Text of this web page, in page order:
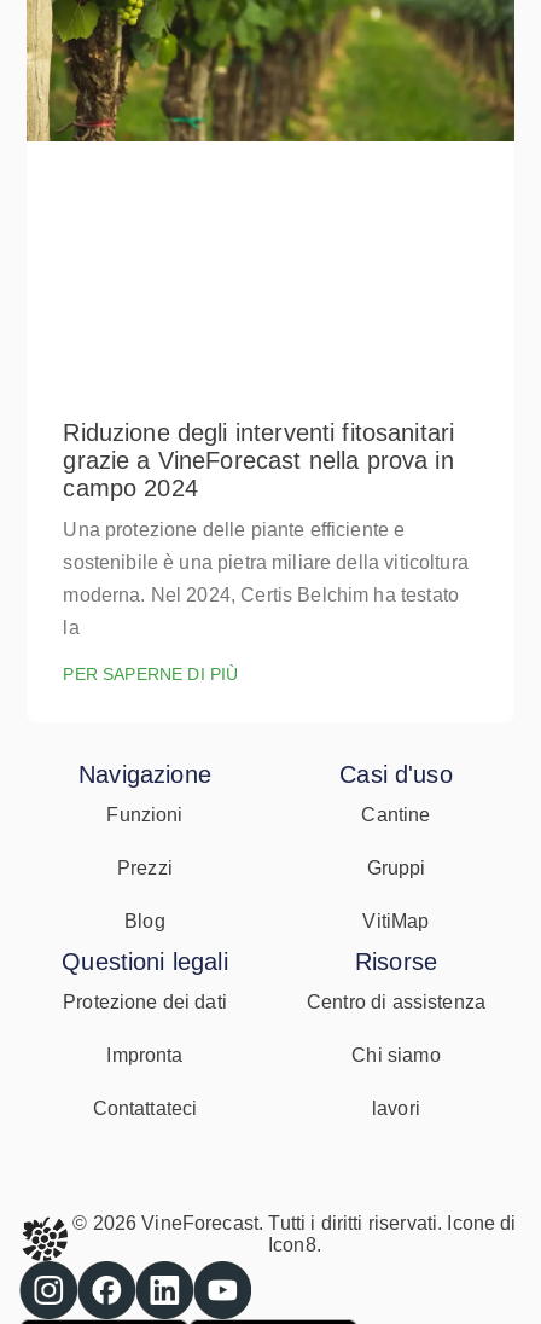
Riduzione degli interventi fitosanitari
grazie a VineForecast nella prova in
campo 2024
Una protezione delle piante efficiente e
sostenibile è una pietra miliare della viticoltura
moderna. Nel 2024, Certis Belchim ha testato
la
PER SAPERNE DI PIÙ
Navigazione
Funzioni
Prezzi
Blog
Casi d'uso
Cantine
Gruppi
VitiMap
Questioni legali
Protezione dei dati
Impronta
Contattateci
Risorse
Centro di assistenza
Chi siamo
lavori
© 2026 VineForecast. Tutti i diritti riservati. Icone di
Icon8.